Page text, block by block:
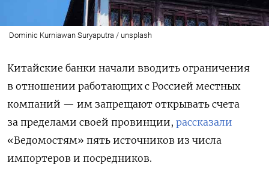
Dominic Kurniawan Suryaputra / unsplash
Китайские банки начали вводить ограничения
в отношении работающих с Россией местных
компаний — им запрещают открывать счета
за пределами своей провинции, рассказали
«Ведомостям» пять источников из числа
импортеров и посредников.